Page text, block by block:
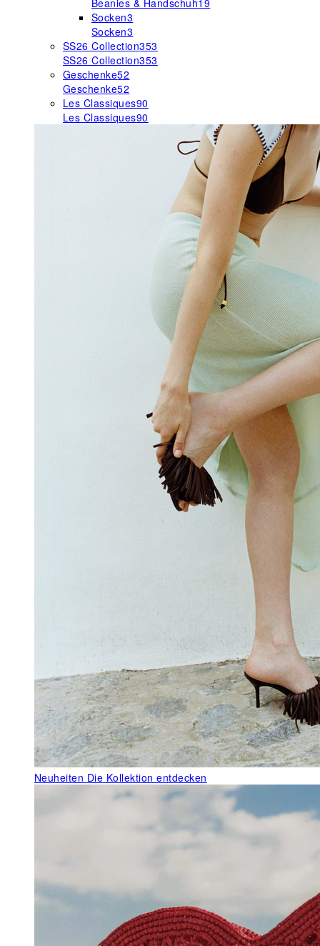
Beanies & Handschuh19
Socken3
Socken3
SS26 Collection353
SS26 Collection353
Geschenke52
Geschenke52
Les Classiques90
Les Classiques90
Neuheiten Die Kollektion entdecken